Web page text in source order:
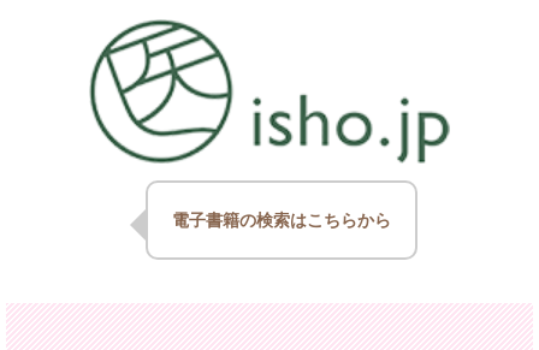
電子書籍の検索はこちらから